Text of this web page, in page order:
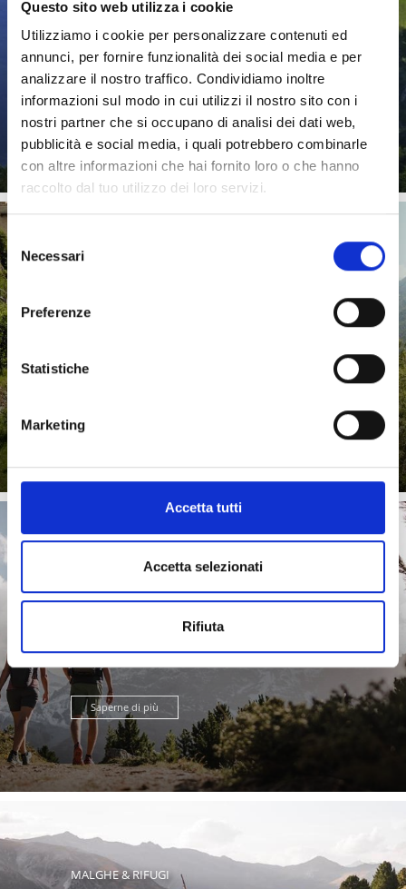
Questo sito web utilizza i cookie
Utilizziamo i cookie per personalizzare contenuti ed
annunci, per fornire funzionalità dei social media e per
analizzare il nostro traffico. Condividiamo inoltre
informazioni sul modo in cui utilizzi il nostro sito con i
nostri partner che si occupano di analisi dei dati web,
pubblicità e social media, i quali potrebbero combinarle
con altre informazioni che hai fornito loro o che hanno
raccolto dal tuo utilizzo dei loro servizi.
Selezione
del
consenso
Necessari
Preferenze
Statistiche
Marketing
Accetta tutti
Accetta selezionati
Rifiuta
Dall’antichità ai giorni nostri: venite a scoprire la regione
culturale della Val Venosta in Alto Adige. Vi aspettano ...
Saperne di più
Saperne di più
MALGHE & RIFUGI